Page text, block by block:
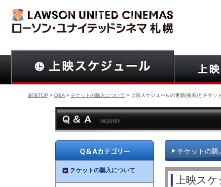
劇場TOP > Q&A > チケットの購入について > 上映スケジュールの更新(発表)とチケッ
チケットの購
上映ス
チケットの購入について